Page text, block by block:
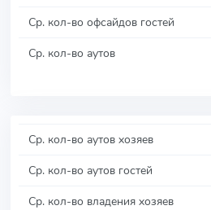
Ср. кол-во офсайдов гостей
Ср. кол-во аутов
Ср. кол-во аутов хозяев
Ср. кол-во аутов гостей
Ср. кол-во владения хозяев